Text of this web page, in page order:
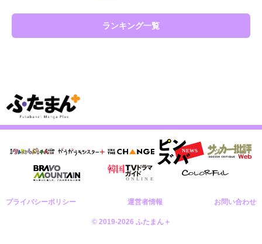
ランキング一覧
プライバシーポリシー 運営者情報 お問い合わせ
© 2019-2026 ふたまん＋